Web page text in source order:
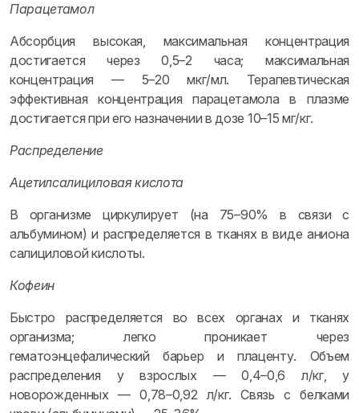
Парацетамол
Абсорбция высокая, максимальная концентрация
достигается через 0,5–2 часа; максимальная
концентрация — 5–20 мкг/мл. Терапевтическая
эффективная концентрация парацетамола в плазме
достигается при его назначении в дозе 10–15 мг/кг.
Распределение
Ацетилсалициловая кислота
В организме циркулирует (на 75–90% в связи с
альбумином) и распределяется в тканях в виде аниона
салициловой кислоты.
Кофеин
Быстро распределяется во всех органах и тканях
организма; легко проникает через
гематоэнцефалический барьер и плаценту. Объем
распределения у взрослых — 0,4–0,6 л/кг, у
новорожденных — 0,78–0,92 л/кг. Связь с белками